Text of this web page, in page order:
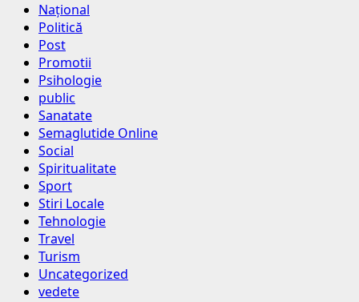
Național
Politică
Post
Promotii
Psihologie
public
Sanatate
Semaglutide Online
Social
Spiritualitate
Sport
Stiri Locale
Tehnologie
Travel
Turism
Uncategorized
vedete